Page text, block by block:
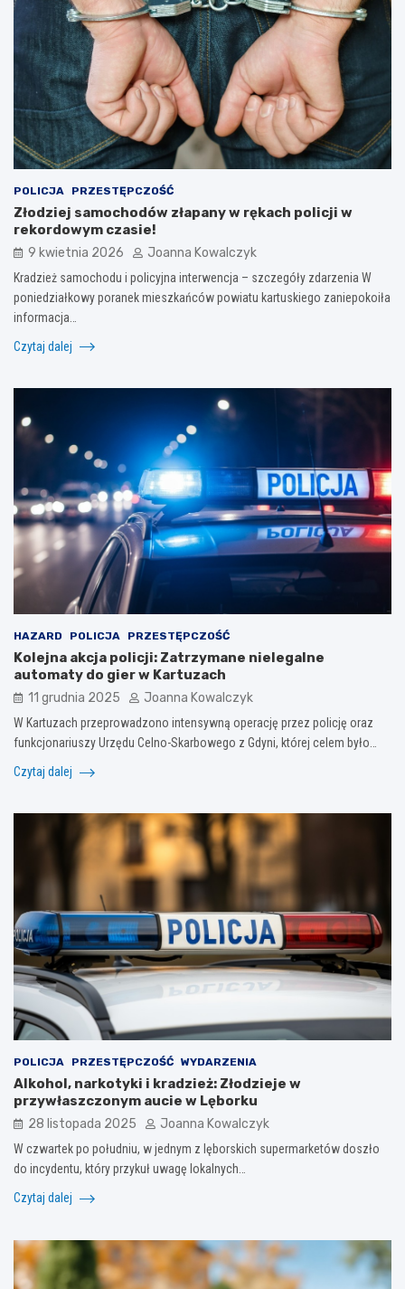
POLICJA PRZESTĘPCZOŚĆ
Złodziej samochodów złapany w rękach policji w
rekordowym czasie!
9 kwietnia 2026 Joanna Kowalczyk
Kradzież samochodu i policyjna interwencja – szczegóły zdarzenia W
poniedziałkowy poranek mieszkańców powiatu kartuskiego zaniepokoiła
informacja…
Czytaj dalej
HAZARD POLICJA PRZESTĘPCZOŚĆ
Kolejna akcja policji: Zatrzymane nielegalne
automaty do gier w Kartuzach
11 grudnia 2025 Joanna Kowalczyk
W Kartuzach przeprowadzono intensywną operację przez policję oraz
funkcjonariuszy Urzędu Celno-Skarbowego z Gdyni, której celem było…
Czytaj dalej
POLICJA PRZESTĘPCZOŚĆ WYDARZENIA
Alkohol, narkotyki i kradzież: Złodzieje w
przywłaszczonym aucie w Lęborku
28 listopada 2025 Joanna Kowalczyk
W czwartek po południu, w jednym z lęborskich supermarketów doszło
do incydentu, który przykuł uwagę lokalnych…
Czytaj dalej